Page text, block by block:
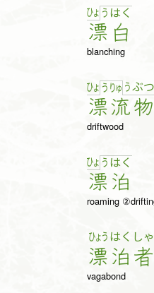
ひょ う
漂
は く
白
blanching
ひょ う
漂
りゅ う
流
ぶつ
物
driftwood
ひょ う
漂
はく
泊
roaming
ひょう
漂
はく
泊
しゃ
者
vagabond